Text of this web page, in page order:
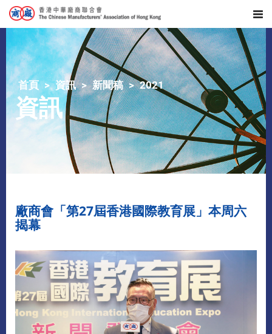
首頁 資訊 新聞稿 2021
資訊
廠商會「第27屆香港國際教育展」本周六
揭幕